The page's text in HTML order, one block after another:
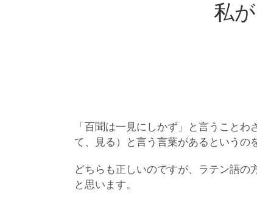
私
「百聞は一見にしかず」と言うこと
て、見る）と言う言葉があるというの
どちらも正しいのですが、ラテン語
と思います。